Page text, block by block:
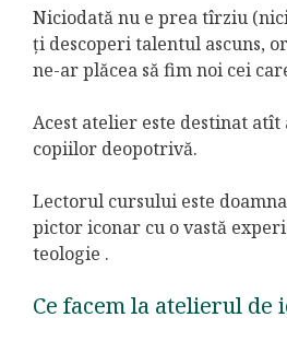
Niciodată nu e prea tîrziu
ți descoperi talentul ascuns,
ne-ar plăcea să fim noi cei
Acest atelier este destinat
copiilor deopotrivă.
Lectorul cursului este doamna
pictor iconar cu o vastă
teologie .
Ce facem la atelierul de